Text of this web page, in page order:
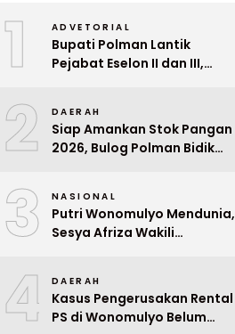
1 ADVETORIAL
Bupati Polman Lantik
Pejabat Eselon II dan III,
2 DAERAH
Siap Amankan Stok Pangan
2026, Bulog Polman Bidik
3 NASIONAL
Putri Wonomulyo Mendunia,
Sesya Afriza Wakili
4 DAERAH
Kasus Pengerusakan Rental
PS di Wonomulyo Belum